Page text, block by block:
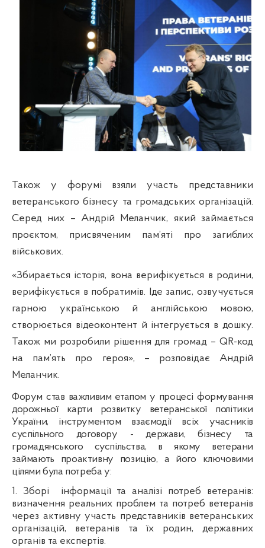
Також у форумі взяли участь представники
ветеранського бізнесу та громадських організацій.
Серед них – Андрій Меланчик, який займається
проєктом, присвяченим пам’яті про загиблих
військових.
«Збирається історія, вона верифікується в родини,
верифікується в побратимів. Іде запис, озвучується
гарною українською й англійською мовою,
створюється відеоконтент й інтегрується в дошку.
Також ми розробили рішення для громад – QR-код
на пам’ять про героя», – розповідає Андрій
Меланчик.
Форумстав важливим етапом у процесі формування
дорожньої карти розвитку ветеранської політики
України, інструментом взаємодії всіх учасників
суспільного договору - держави, бізнесу та
громадянського суспільства, в якому ветерани
займають проактивну позицію, а його ключовими
цілями була потреба у:
1. Зборі інформації та аналізі потреб ветеранів:
визначення реальних проблем та потреб ветеранів
через активну участь представників ветеранських
організацій, ветеранів та їх родин, державних
органів та експертів.